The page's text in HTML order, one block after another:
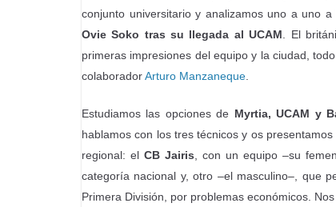
conjunto universitario y analizamos uno a uno
Ovie Soko tras su llegada al UCAM . El
primeras impresiones del equipo y la ciudad,
colaboradorArturo Manzaneque
Estudiamos las opciones de Myrtia, UCAM y
hablamos con los tres técnicos y os
regional: el CB Jairis , con un equipo –su
categoría nacional y, otro –el masculino–, que
Primera División, por problemas económicos.